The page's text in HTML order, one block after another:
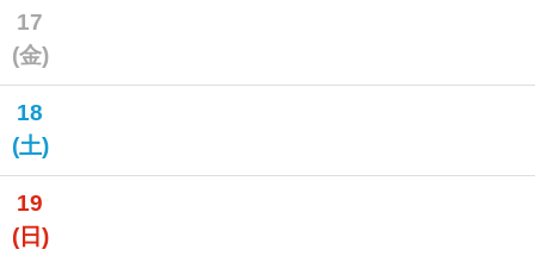
17
(金)
18
(土)
19
(日)